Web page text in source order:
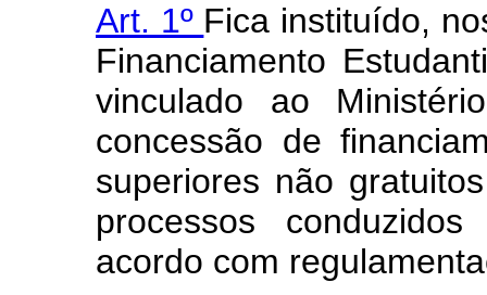
Art. 1º Fica instituído,
Financiamento
vinculado ao
concessão de
superiores não
processos
acordo com